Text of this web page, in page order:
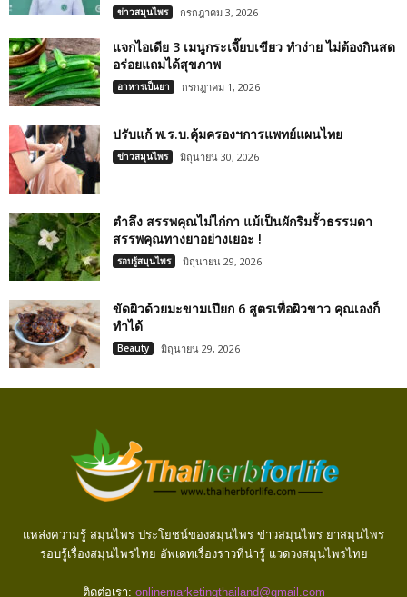
ข่าวสมุนไพร กรกฎาคม 3, 2026
แจกไอเดีย 3 เมนูกระเจี๊ยบเขียว ทำง่าย ไม่ต้องกินสด
อร่อยแถมได้สุขภาพ
อาหารเป็นยา กรกฎาคม 1, 2026
ปรับแก้ พ.ร.บ.คุ้มครองฯการแพทย์แผนไทย
ข่าวสมุนไพร มิถุนายน 30, 2026
ตำลึง สรรพคุณไม่ไก่กา แม้เป็นผักริมรั้วธรรมดา
สรรพคุณทางยาอย่างเยอะ !
รอบรู้สมุนไพร มิถุนายน 29, 2026
ขัดผิวด้วยมะขามเปียก 6 สูตรเพื่อผิวขาว คุณเองก็
ทำได้
Beauty มิถุนายน 29, 2026
แหล่งความรู้ สมุนไพร ประโยชน์ของสมุนไพร ข่าวสมุนไพร ยาสมุนไพร
รอบรู้เรื่องสมุนไพรไทย อัพเดทเรื่องราวที่น่ารู้ แวดวงสมุนไพรไทย
ติดต่อเรา: onlinemarketingthailand@gmail.com